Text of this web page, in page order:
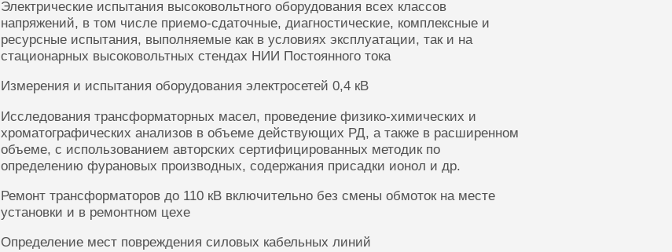
Электрические испытания высоковольтного оборудования всех классов
напряжений, в том числе приемо-сдаточные, диагностические, комплексные и
ресурсные испытания, выполняемые как в условиях эксплуатации, так и на
стационарных высоковольтных стендах НИИ Постоянного тока
Измерения и испытания оборудования электросетей 0,4 кВ
Исследования трансформаторных масел, проведение физико-химических и
хроматографических анализов в объеме действующих РД, а также в расширенном
объеме, с использованием авторских сертифицированных методик по
определению фурановых производных, содержания присадки ионол и др.
Ремонт трансформаторов до 110 кВ включительно без смены обмоток на месте
установки и в ремонтном цехе
Определение мест повреждения силовых кабельных линий